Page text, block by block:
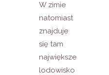
W zimie
natomiast
znajduje
się tam
największe
lodowisko